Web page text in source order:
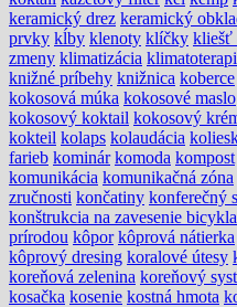
keramický drez keramický
prvky kĺby klenoty klíčky kliešť
zmeny klimatizácia
knižné príbehy knižnica koberce
kokosová múka kokosové maslo
kokosový koktail kokosový
kokteil kolaps kolaudácia
farieb kominár komoda kompost
komunikácia komunikačná zóna
zručnosti končatiny konferečný
konštrukcia na zavesenie bicykla
prírodou kôpor kôprová nátierka
kôprový dresing koralové útesy
koreňová zelenina koreňový
kosačka kosenie kostná hmota